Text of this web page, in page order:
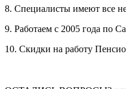
8. Специалисты имеют все
9. Работаем с 2005 года по
10. Скидки на работу